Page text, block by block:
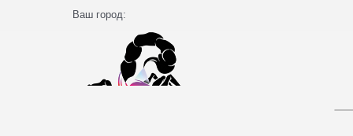
Ваш город: